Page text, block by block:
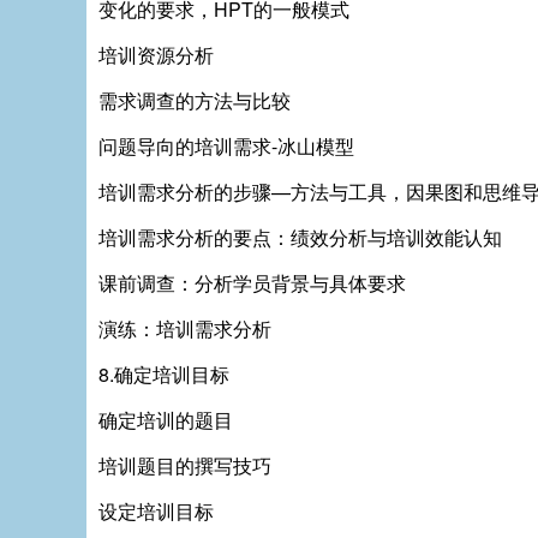
变化的要求，HPT的一般模式
培训资源分析
需求调查的方法与比较
问题导向的培训需求-冰山模型
培训需求分析的步骤—方法与工具，因果图和思维
培训需求分析的要点：绩效分析与培训效能认知
课前调查：分析学员背景与具体要求
演练：培训需求分析
8.确定培训目标
确定培训的题目
培训题目的撰写技巧
设定培训目标